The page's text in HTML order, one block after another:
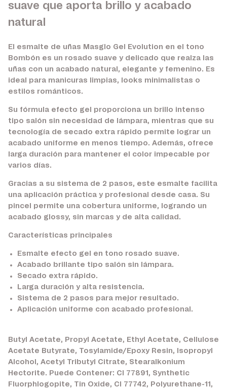
suave que aporta brillo y acabado
natural
El esmalte de uñas Masglo Gel Evolution en el tono
Bombón es un rosado suave y delicado que realza las
uñas con un acabado natural, elegante y femenino. Es
ideal para manicuras limpias, looks minimalistas o
estilos románticos.
Su fórmula efecto gel proporciona un brillo intenso
tipo salón sin necesidad de lámpara, mientras que su
tecnología de secado extra rápido permite lograr un
acabado uniforme en menos tiempo. Además, ofrece
larga duración para mantener el color impecable por
varios días.
Gracias a su sistema de 2 pasos, este esmalte facilita
una aplicación práctica y profesional desde casa. Su
pincel permite una cobertura uniforme, logrando un
acabado glossy, sin marcas y de alta calidad.
Características principales
Esmalte efecto gel en tono rosado suave.
Acabado brillante tipo salón sin lámpara.
Secado extra rápido.
Larga duración y alta resistencia.
Sistema de 2 pasos para mejor resultado.
Aplicación uniforme con acabado profesional.
Butyl Acetate, Propyl Acetate, Ethyl Acetate, Cellulose
Acetate Butyrate, Tosylamide/Epoxy Resin, Isopropyl
Alcohol, Acetyl Tributyl Citrate, Stearalkonium
Hectorite. Puede Contener: CI 77891, Synthetic
Fluorphlogopite, Tin Oxide, CI 77742, Polyurethane-11,